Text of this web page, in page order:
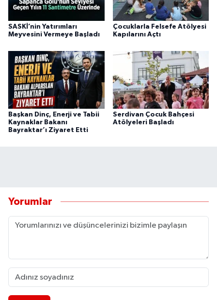
SASKİ’nin Yatırımları
Meyvesini Vermeye Başladı
Çocuklarla Felsefe Atölyesi
Kapılarını Açtı
Başkan Dinç, Enerji ve Tabii
Kaynaklar Bakanı
Bayraktar’ı Ziyaret Etti
Serdivan Çocuk Bahçesi
Atölyeleri Başladı
Yorumlar